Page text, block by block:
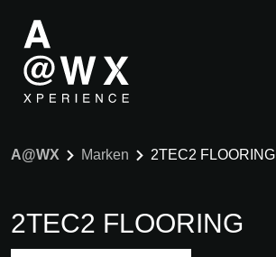
A@WX Marken 2TEC2 FLOORING
2TEC2 FLOORING